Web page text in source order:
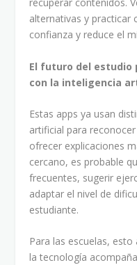
alternativas y practicar
confianza y reduce el
El futuro del estudio
con la inteligencia
Estas apps ya usan
artificial para
ofrecer explicaciones
cercano, es probable
frecuentes, sugerir
adaptar el nivel de
estudiante.
Para las escuelas,
la tecnología